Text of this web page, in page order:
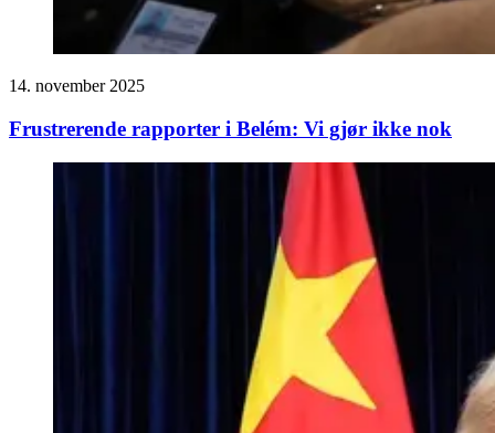
14. november 2025
Frustrerende rapporter i Belém: Vi gjør ikke nok